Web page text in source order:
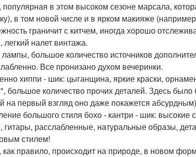
популярная в этом высоком сезоне марсала,
в том новой числе и в ярком макияже
граничит с китчем, иногда хорошо
легкий налет винтажа.
лампы, большое количество источников
Все пронизано духом вечеринки.
хиппи - шик: цыганщина, яркие краски,
большое количество прочих деталей. Здесь
на первый взгляд оно даже покажется
большого стиля бохо - кантри - шик: высокие
расслабленные, натуральные образы,
стилем!
правило, происходит на природе, в новом